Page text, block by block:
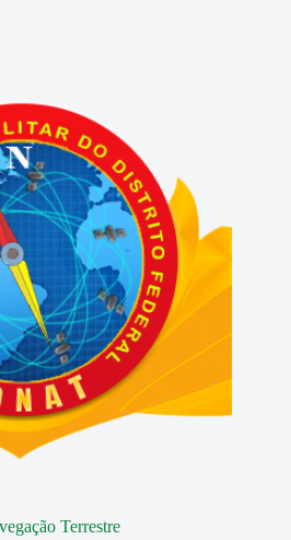
Terrestre